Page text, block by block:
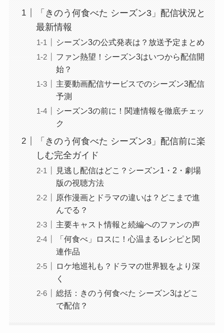
「きのう何食べた シーズン3」配信状況と
最新情報
シーズン3の公式発表は？放送予定まとめ
ファン熱望！シーズン3はいつから配信開
始？
主要動画配信サービスでのシーズン3配信
予測
シーズン3の前に！関連情報を徹底チェッ
ク
「きのう何食べた シーズン3」配信前に楽
しむ完全ガイド
見逃し配信はどこ？シーズン1・2・劇場
版の視聴方法
原作漫画とドラマの違いは？どこまで進
んでる？
主要キャスト情報と続編へのファンの声
「何食べ」ロスに！心温まるレシピと関
連作品
ロケ地巡礼も？ドラマの世界観をより深
く
総括：きのう何食べた シーズン3はどこ
で配信？